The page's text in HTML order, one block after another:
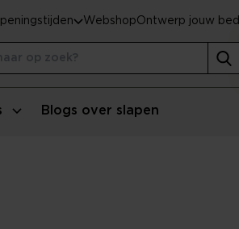
Blogs over slapen
WebshopOntwerp jouw bed